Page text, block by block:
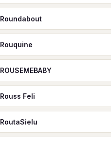
Roundabout
Rouquine
ROUSEMEBABY
Rouss Feli
RoutaSielu